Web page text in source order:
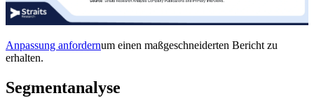
Anpassung anfordernum einen maßgeschneiderten Bericht zu
erhalten.
Segmentanalyse